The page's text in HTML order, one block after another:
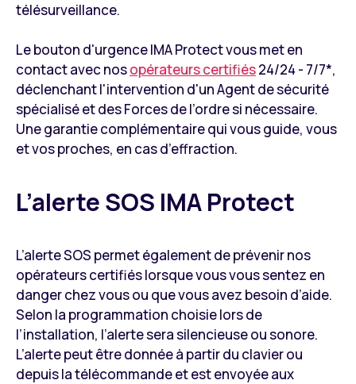
télésurveillance.
Le bouton d'urgence IMA Protect vous met en
contact avec nosopérateurs certifiés24/24 - 7/7*,
déclenchant l'intervention d'un Agent de sécurité
spécialisé et des Forces de l’ordre si nécessaire.
Une garantie complémentaire qui vous guide, vous
et vos proches, en cas d’effraction.
L’alerte SOS IMA Protect
L’alerte SOS permet également de prévenir nos
opérateurs certifiés lorsque vous vous sentez en
danger chez vous ou que vous avez besoin d’aide.
Selon la programmation choisie lors de
l’installation, l’alerte sera silencieuse ou sonore.
L’alerte peut être donnée à partir du clavier ou
depuis la télécommande et est envoyée aux